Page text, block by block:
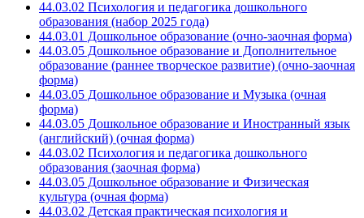
44.03.02 Психология и педагогика дошкольного
образования (набор 2025 года)
44.03.01 Дошкольное образование (очно-заочная форма)
44.03.05 Дошкольное образование и Дополнительное
образование (раннее творческое развитие) (очно-заочная
форма)
44.03.05 Дошкольное образование и Музыка (очная
форма)
44.03.05 Дошкольное образование и Иностранный язык
(английский) (очная форма)
44.03.02 Психология и педагогика дошкольного
образования (заочная форма)
44.03.05 Дошкольное образование и Физическая
культура (очная форма)
44.03.02 Детская практическая психология и